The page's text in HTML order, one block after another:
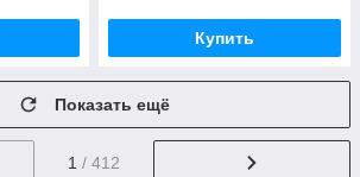
Купить
Показать ещё
1 / 412